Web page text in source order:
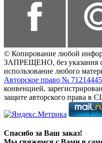
© Копирование любой
ЗАПРЕЩЕНО, без указания
использование любого
Авторское право №
конвенцией,
защите авторского права
Спасибо за Ваш заказ!